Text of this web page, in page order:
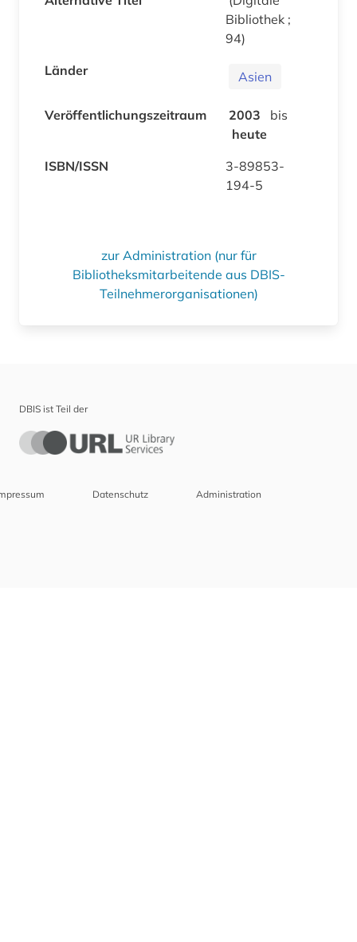
Bibliothek ;
94)
Länder
Asien
Veröffentlichungszeitraum 2003
bis
heute
ISBN/ISSN
3-89853-
194-5
zur Administration (nur für
Bibliotheksmitarbeitende aus DBIS-
Teilnehmerorganisationen)
DBIS ist Teil der
Datenschutz Administration